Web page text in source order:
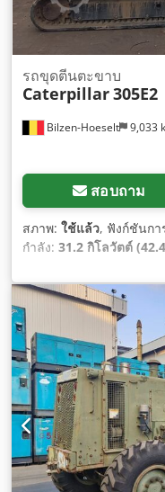
Bilzen-Hoeselt 9,033
รถขุดตีนตะขาบ
Caterpillar305E2
สอบถาม
สภาพ: ใช้แล้ว, ฟังก์ชันกา
กำลัง: 31.2 กิโลวัตต์
ขุด:1,400 มม, ปีที่ผลิต:
หมายเลขเครื่องจักร/ยา
อุปกรณ์:
ห้องโดยสาร,